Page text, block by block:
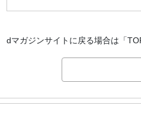
dマガジンサイトに戻る場合は「